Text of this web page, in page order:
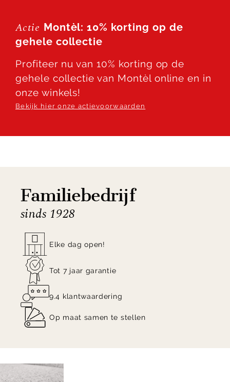
Familiebedrijf
sinds 1928
Elke dag open!
Tot 7 jaar garantie
9.4 klantwaardering
Op maat samen te stellen
Actie Montèl: 10% korting op de
gehele collectie
Profiteer nu van 10% korting op de
gehele collectie van Montèl online en in
onze winkels!
Bekijk hier onze actievoorwaarden